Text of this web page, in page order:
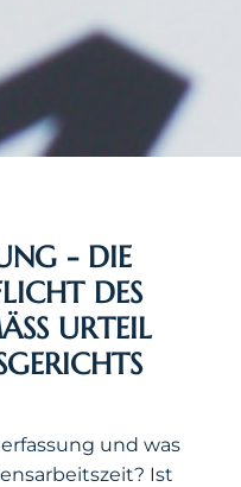
- DIE
DES
URTEIL D
(
und was
Ist